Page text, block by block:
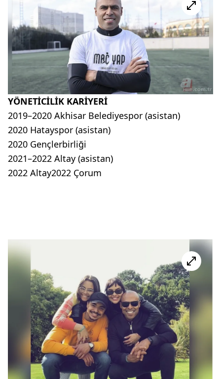
YÖNETİCİLİK KARİYERİ
2019–2020 Akhisar Belediyespor (asistan)
2020 Hatayspor (asistan)
2020 Gençlerbirliği
2021–2022 Altay (asistan)
2022 Altay2022 Çorum